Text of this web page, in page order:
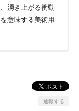
湧き上がる衝動
意味する美術用
通報する